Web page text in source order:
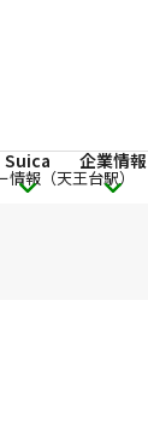
Suica 企業情報
報（天王台駅）